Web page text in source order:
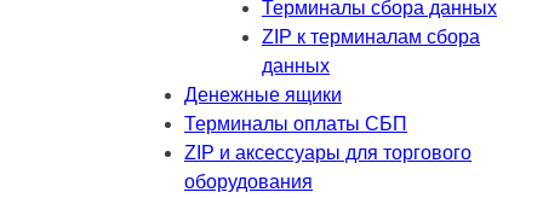
Терминалы сбора данных
ZIP к терминалам сбора
данных
Денежные ящики
Терминалы оплаты СБП
ZIP и аксессуары для торгового
оборудования